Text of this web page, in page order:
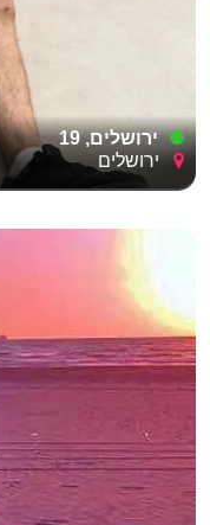
ירושלים, 19
ירושלים